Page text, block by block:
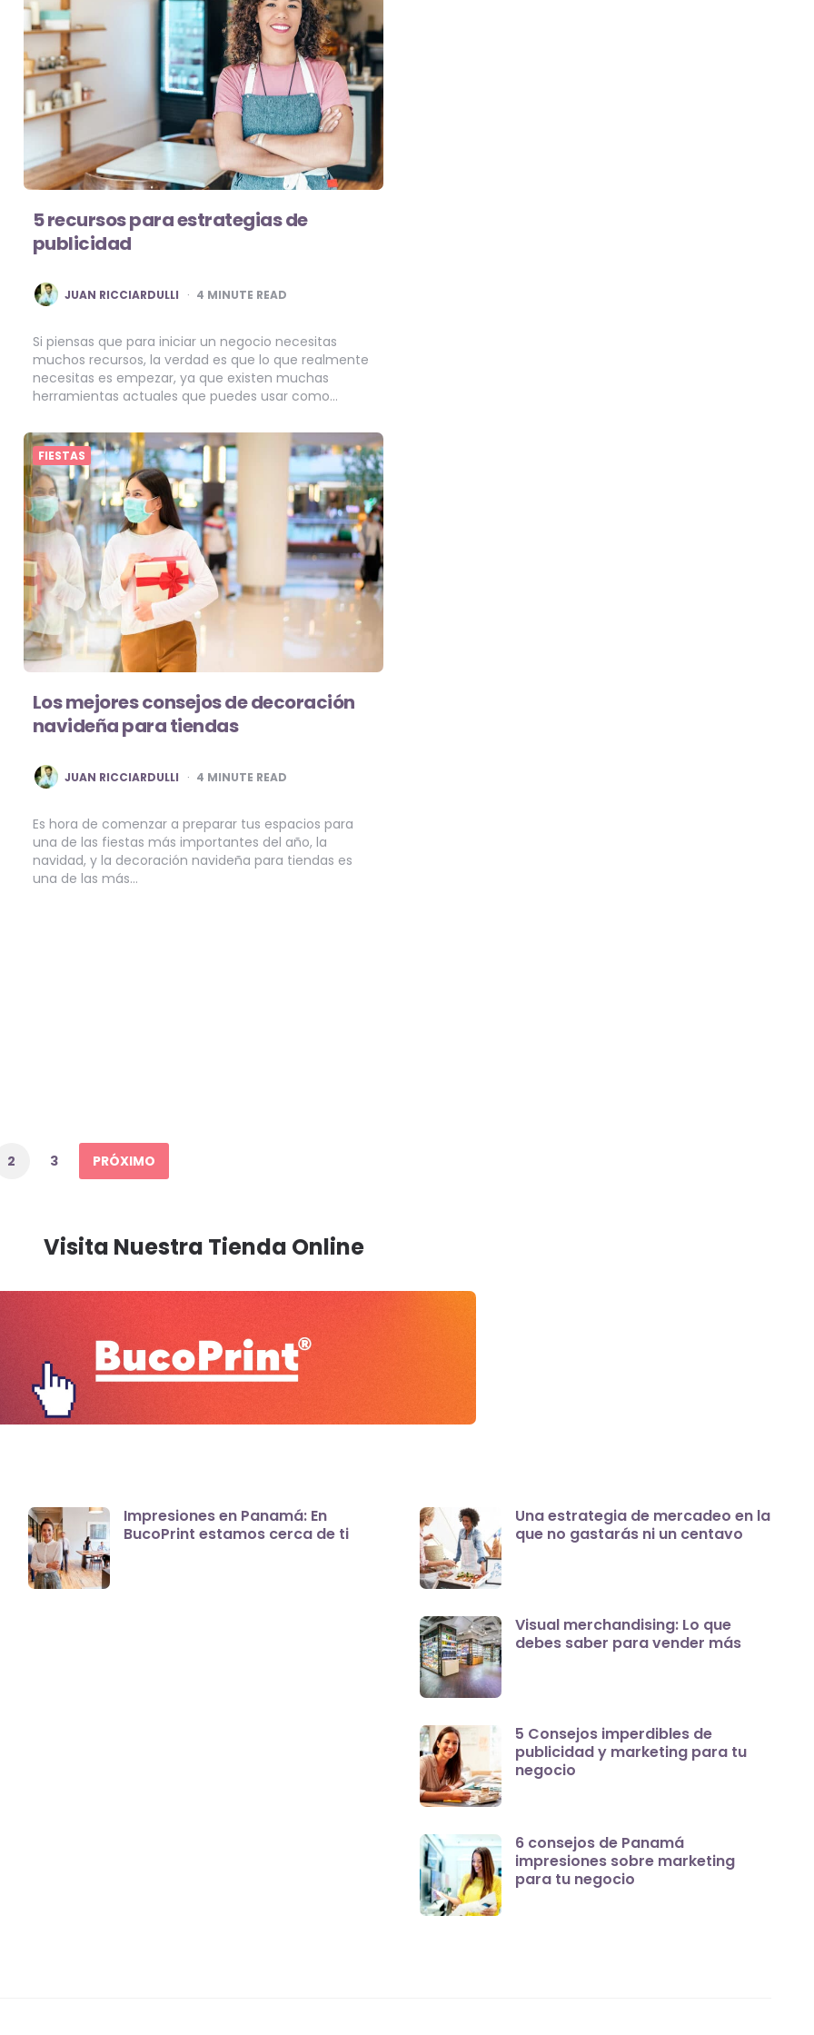
5 recursos para estrategias de
publicidad
POSTED
BY
JUAN RICCIARDULLI 4 MINUTE READ
Si piensas que para iniciar un negocio necesitas
muchos recursos, la verdad es que lo que realmente
necesitas es empezar, ya que existen muchas
herramientas actuales que puedes usar como…
FIESTAS
Los mejores consejos de decoración
navideña para tiendas
POSTED
BY
JUAN RICCIARDULLI 4 MINUTE READ
Es hora de comenzar a preparar tus espacios para
una de las fiestas más importantes del año, la
navidad, y la decoración navideña para tiendas es
una de las más…
2 3 PRÓXIMO
Visita Nuestra Tienda Online
Impresiones en Panamá: En
BucoPrint estamos cerca de ti
Una estrategia de mercadeo en la
que no gastarás ni un centavo
Visual merchandising: Lo que
debes saber para vender más
5 Consejos imperdibles de
publicidad y marketing para tu
negocio
6 consejos de Panamá
impresiones sobre marketing
para tu negocio